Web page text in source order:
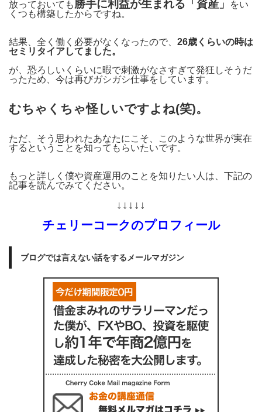
放っておいても 勝手に利益が生まれる「資産」
をい
くつも構築したからですね。
結果、全く働く必要がなくなったので、 26歳くらいの時は
セミリタイアしてました。
が、恐ろしいくらいに暇で刺激がなさすぎて発狂しそうだ
ったため、今は再びガシガシ仕事をしています。
むちゃくちゃ怪しいですよね(笑)。
ただ、そう思われたあなたにこそ、このような世界が実在
するということを知ってもらいたいです。
もっと詳しく僕や資産運用のことを知りたい人は、下記の
記事を読んでみてください。
↓↓↓↓↓
チェリーコークのプロフィール
ブログでは言えない話をするメールマガジン